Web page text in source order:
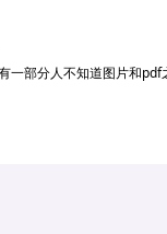
部分人不知道图片和